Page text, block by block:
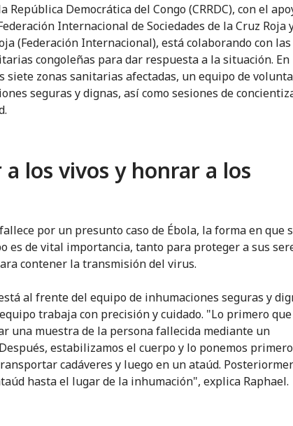
República Democrática del Congo (CRRDC), con el
Internacional de Sociedades de la Cruz Roja
(Federación Internacional), está colaborando con las
congoleñas para dar respuesta a la situación. En
siete zonas sanitarias afectadas, un equipo de
seguras y dignas, así como sesiones de
los vivos y honrar a los
por un presunto caso de Ébola, la forma en que
es de vital importancia, tanto para proteger a sus
contener la transmisión del virus.
al frente del equipo de inhumaciones seguras y
equipo trabaja con precisión y cuidado. "Lo primero que
una muestra de la persona fallecida mediante un
estabilizamos el cuerpo y lo ponemos
cadáveres y luego en un ataúd.
hasta el lugar de la inhumación", explica Raphael.